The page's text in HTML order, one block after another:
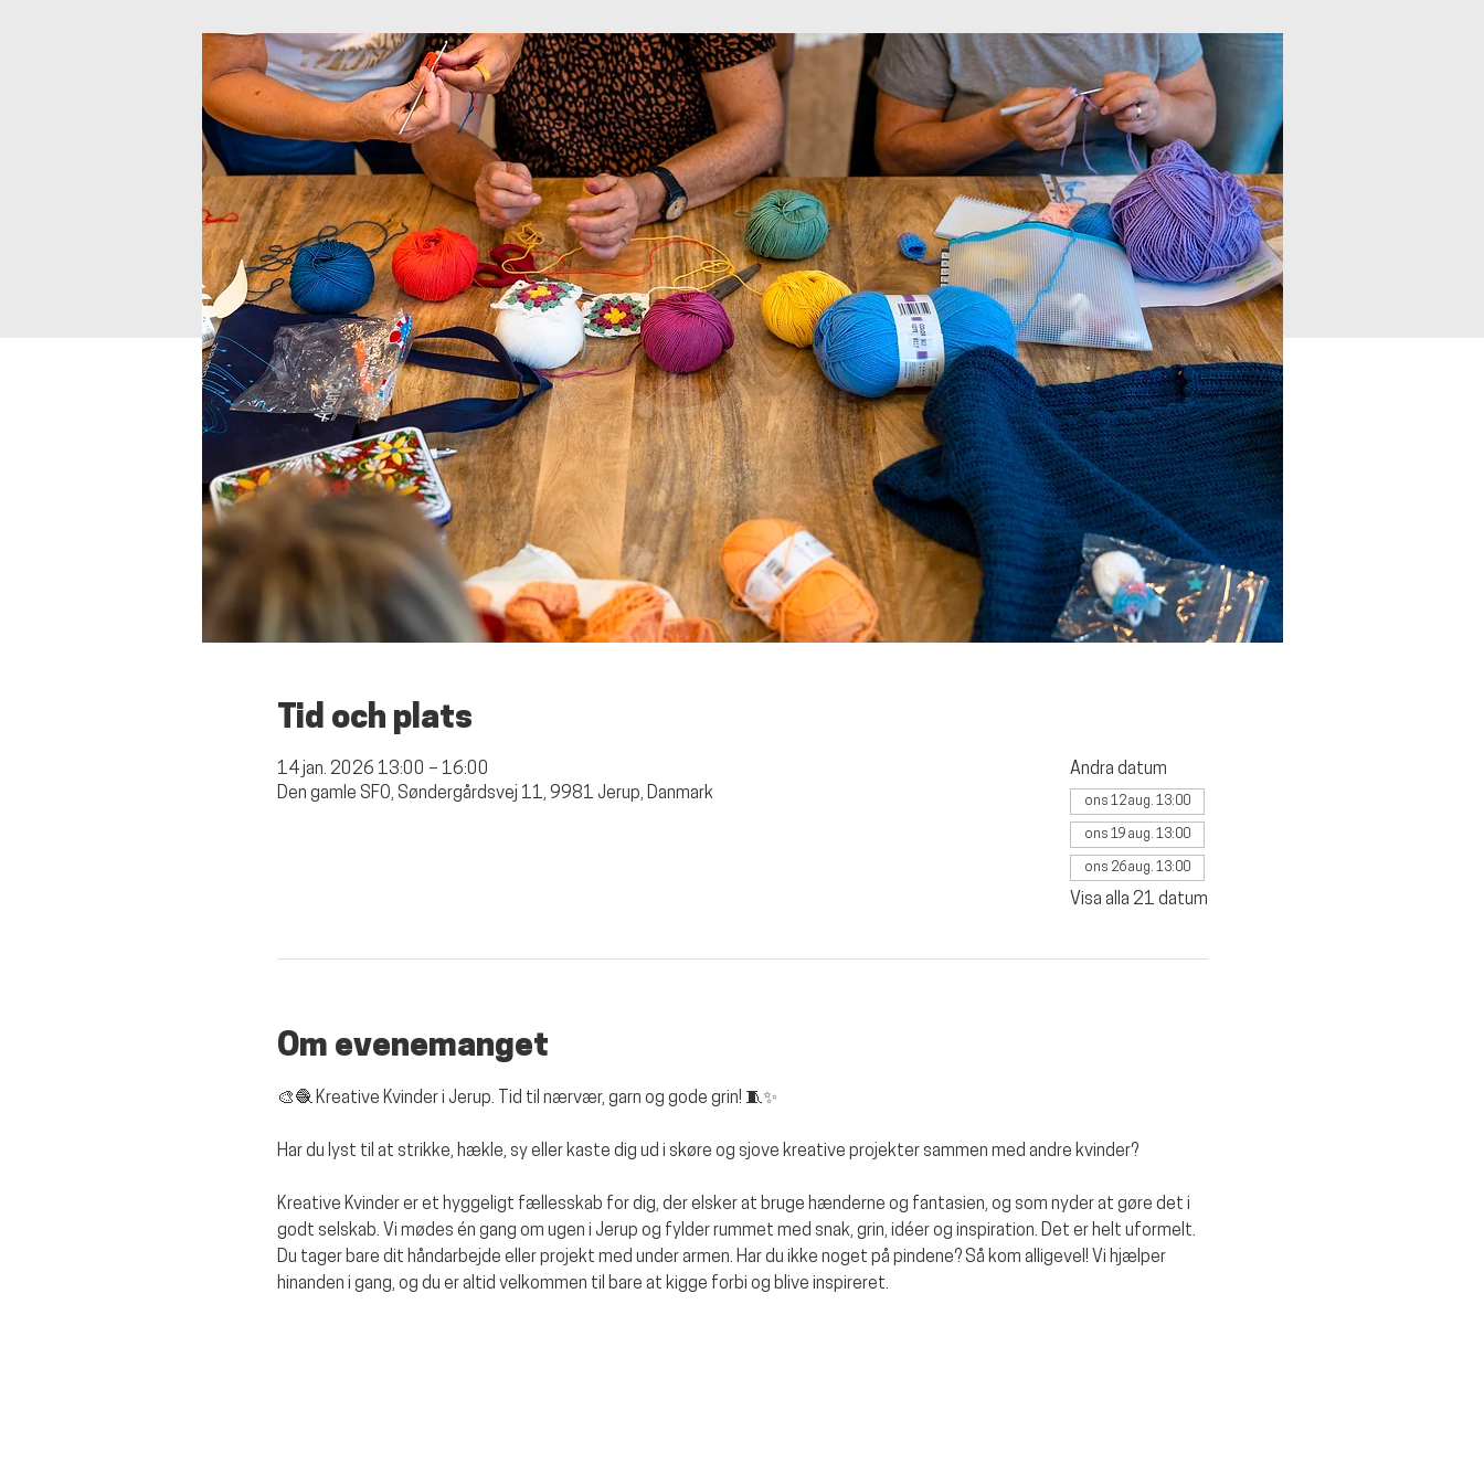
Tid och plats
14 jan. 2026 13:00 – 16:00
Den gamle SFO, Søndergårdsvej 11, 9981 Jerup, Danmark
Andra datum
ons 12 aug. 13:00
ons 19 aug. 13:00
ons 26 aug. 13:00
Visa alla 21 datum
Om evenemanget
🎨🧶 Kreative Kvinder i Jerup. Tid til nærvær, garn og gode grin! 🧵✨
Har du lyst til at strikke, hækle, sy eller kaste dig ud i skøre og sjove kreative projekter sammen med andre kvinder?
Kreative Kvinder er et hyggeligt fællesskab for dig, der elsker at bruge hænderne og fantasien, og som nyder at gøre det i
godt selskab. Vi mødes én gang om ugen i Jerup og fylder rummet med snak, grin, idéer og inspiration. Det er helt uformelt.
Du tager bare dit håndarbejde eller projekt med under armen. Har du ikke noget på pindene? Så kom alligevel! Vi hjælper
hinanden i gang, og du er altid velkommen til bare at kigge forbi og blive inspireret.